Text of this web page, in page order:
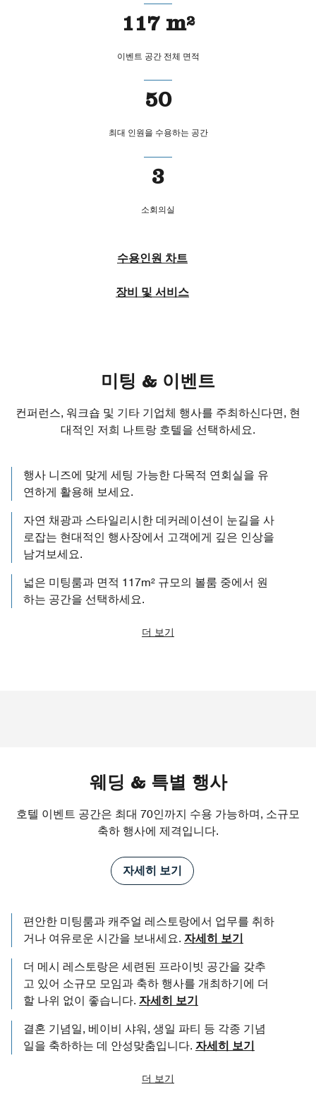
117 m²
이벤트 공간 전체 면적
50
최대 인원을 수용하는 공간
3
소회의실
수용인원 차트
장비 및 서비스
미팅 & 이벤트
컨퍼런스, 워크숍 및 기타 기업체 행사를 주최하신다면, 현
대적인 저희 나트랑 호텔을 선택하세요.
행사 니즈에 맞게 세팅 가능한 다목적 연회실을 유
연하게 활용해 보세요.
자연 채광과 스타일리시한 데커레이션이 눈길을 사
로잡는 현대적인 행사장에서 고객에게 깊은 인상을
남겨보세요.
넓은 미팅룸과 면적 117m² 규모의 볼룸 중에서 원
하는 공간을 선택하세요.
더 보기
웨딩 & 특별 행사
호텔 이벤트 공간은 최대 70인까지 수용 가능하며, 소규모
축하 행사에 제격입니다.
자세히 보기
편안한 미팅룸과 캐주얼 레스토랑에서 업무를 취하
거나 여유로운 시간을 보내세요. 자세히 보기
더 메시 레스토랑은 세련된 프라이빗 공간을 갖추
고 있어 소규모 모임과 축하 행사를 개최하기에 더
할 나위 없이 좋습니다. 자세히 보기
결혼 기념일, 베이비 샤워, 생일 파티 등 각종 기념
일을 축하하는 데 안성맞춤입니다. 자세히 보기
더 보기